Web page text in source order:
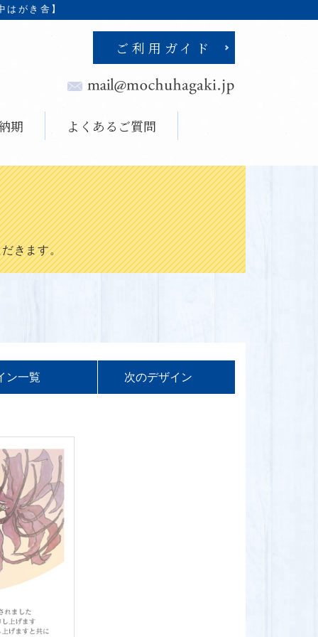
はがき舎】
ご利用ガイド
期 よくあるご質問
きます。
ン一覧 次のデザイン